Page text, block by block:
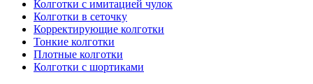
Колготки с имитацией чулок
Колготки в сеточку
Корректирующие колготки
Тонкие колготки
Плотные колготки
Колготки с шортиками